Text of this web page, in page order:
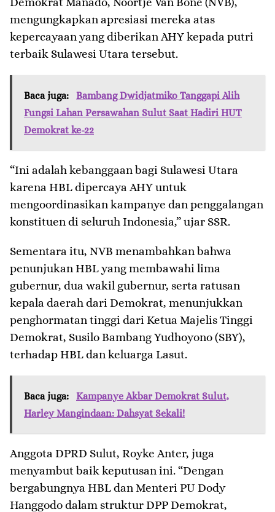
mengungkapkan apresiasi mereka atas
kepercayaan yang diberikan AHY kepada putri
terbaik Sulawesi Utara tersebut.
Baca juga:
Bambang Dwidjatmiko Tanggapi Alih
Fungsi Lahan Persawahan Sulut Saat Hadiri HUT
Demokrat ke-22
“Ini adalah kebanggaan bagi Sulawesi Utara
karena HBL dipercaya AHY untuk
mengoordinasikan kampanye dan penggalangan
konstituen di seluruh Indonesia,” ujar SSR.
Sementara itu, NVB menambahkan bahwa
penunjukan HBL yang membawahi lima
gubernur, dua wakil gubernur, serta ratusan
kepala daerah dari Demokrat, menunjukkan
penghormatan tinggi dari Ketua Majelis Tinggi
Demokrat, Susilo Bambang Yudhoyono (SBY),
terhadap HBL dan keluarga Lasut.
Baca juga:
Kampanye Akbar Demokrat Sulut,
Harley Mangindaan: Dahsyat Sekali!
Anggota DPRD Sulut, Royke Anter, juga
menyambut baik keputusan ini. “Dengan
bergabungnya HBL dan Menteri PU Dody
Hanggodo dalam struktur DPP Demokrat,